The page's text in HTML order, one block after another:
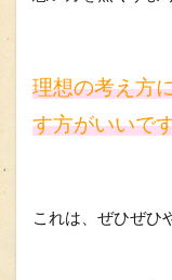
理想の考え方
す方がいいで
これは、ぜひぜひ